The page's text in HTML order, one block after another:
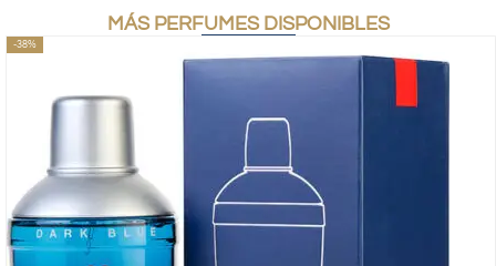
MÁS PERFUMES DISPONIBLES
-38%